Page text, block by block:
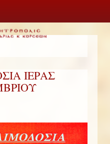
ΙΕΡΑΣ